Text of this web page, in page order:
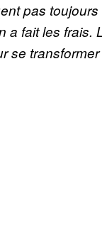
pas
fait les frais.
se